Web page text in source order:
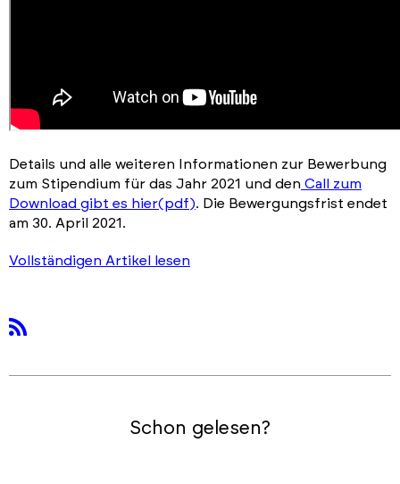
Details und alle weiteren Informationen zur Bewerbung
zum Stipendium für das Jahr 2021 und den Call zum
Download gibt es hier(pdf). Die Bewergungsfrist endet
am 30. April 2021.
Vollständigen Artikel lesen
Schon gelesen?